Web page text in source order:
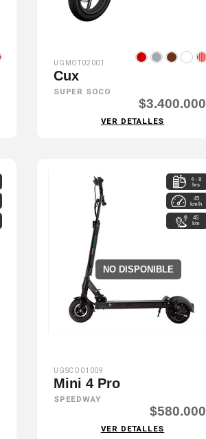
UGMOT02001
Cux
SUPER SOCO
$3.400.000
VER DETALLES
NO DISPONIBLE
4 - 8
hrs
45
km/h
45
km
UGSCO01009
Mini 4 Pro
SPEEDWAY
$580.000
VER DETALLES